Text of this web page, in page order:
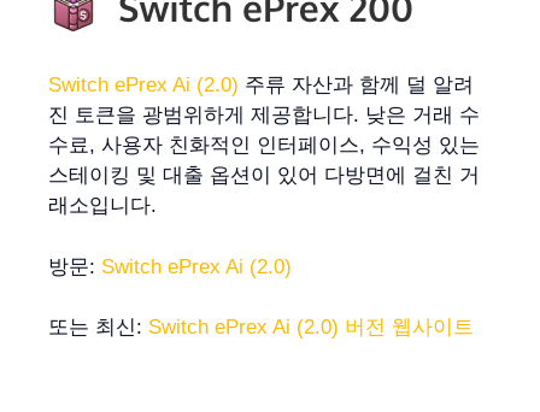
Switch ePrex Ai (2.0) 주류 자산과 함께 덜 알려
진 토큰을 광범위하게 제공합니다. 낮은 거래 수
수료, 사용자 친화적인 인터페이스, 수익성 있는
스테이킹 및 대출 옵션이 있어 다방면에 걸친 거
래소입니다.
방문: Switch ePrex Ai (2.0)
또는 최신: Switch ePrex Ai (2.0) 버전 웹사이트